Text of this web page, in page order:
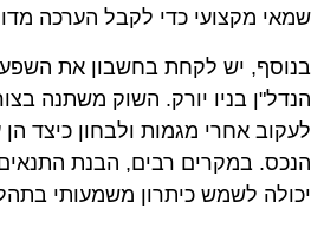
מקצועי כדי לקבל הערכה
יש לקחת בחשבון את
בניו יורק. השוק משתנה
אחרי מגמות ולבחון כיצד
במקרים רבים, הבנת התנאים
לשמש כיתרון משמעותי